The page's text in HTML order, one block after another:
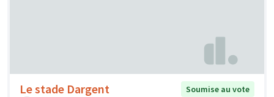
Le stade Dargent
Soumise au vote